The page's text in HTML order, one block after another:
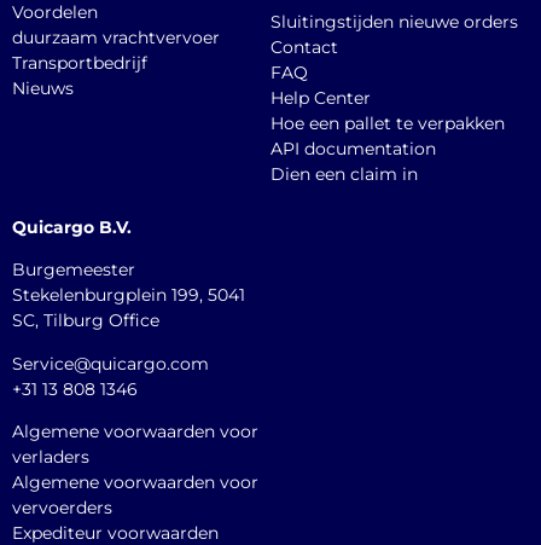
Voordelen
duurzaam vrachtvervoer
Transportbedrijf
Nieuws
Sluitingstijden nieuwe orders
Contact
FAQ
Help Center
Hoe een pallet te verpakken
API documentation
Dien een claim in
Quicargo B.V.
Burgemeester
Stekelenburgplein 199, 5041
SC, Tilburg Office
Service@quicargo.com
+31 13 808 1346
Algemene voorwaarden voor
verladers
Algemene voorwaarden voor
vervoerders
Expediteur voorwaarden